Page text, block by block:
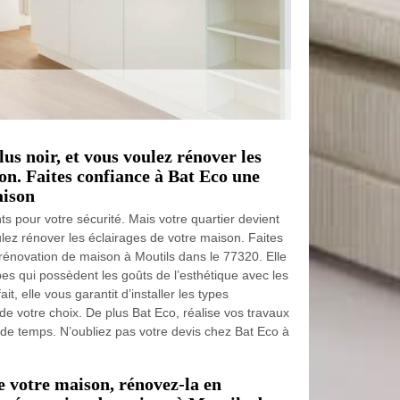
noir, et vous voulez rénover les
Faites confiance à Bat Eco une
pour votre sécurité. Mais votre quartier devient
rénover les éclairages de votre maison. Faites
de maison à Moutils dans le 77320. Elle
qui possèdent les goûts de l’esthétique avec les
elle vous garantit d’installer les types
votre choix. De plus Bat Eco, réalise vos travaux
temps. N’oubliez pas votre devis chez Bat Eco à
votre maison, rénovez-la en